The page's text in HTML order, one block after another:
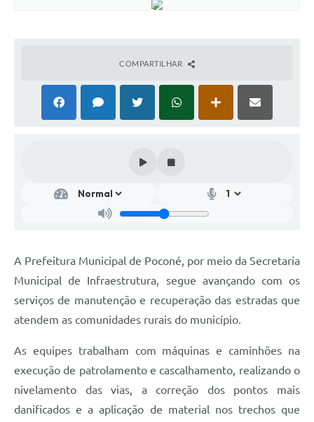
COMPARTILHAR
A Prefeitura Municipal de Poconé, por meio da Secretaria
Municipal de Infraestrutura, segue avançando com os
serviços de manutenção e recuperação das estradas que
atendem as comunidades rurais do município.
As equipes trabalham com máquinas e caminhões na
execução de patrolamento e cascalhamento, realizando o
nivelamento das vias, a correção dos pontos mais
danificados e a aplicação de material nos trechos que